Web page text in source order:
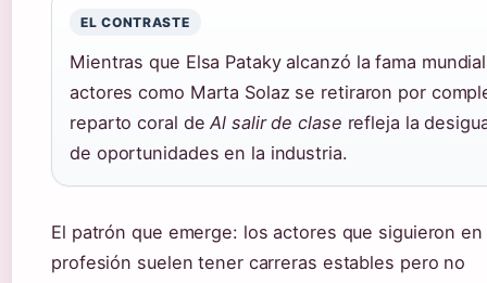
EL CONTRASTE
Mientras que Elsa Pataky alcanzó la fama
actores como Marta Solaz se retiraron por
reparto coral deAl salir de clase refleja la
de oportunidades en la industria.
El patrón que emerge: los actores que siguieron en
profesión suelen tener carreras estables pero no